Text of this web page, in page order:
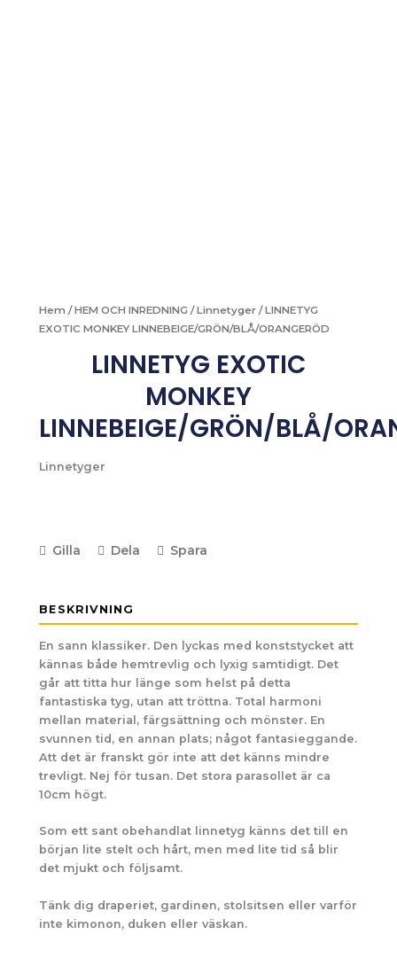
Hem /HEM OCH INREDNING /Linnetyger / LINNETYG
EXOTIC MONKEY LINNEBEIGE/GRÖN/BLÅ/ORANGERÖD
LINNETYG EXOTIC
MONKEY
LINNEBEIGE/GRÖN/BLÅ/
Linnetyger
Gilla Dela Spara
BESKRIVNING
En sann klassiker. Den lyckas med konststycket att
kännas både hemtrevlig och lyxig samtidigt. Det
går att titta hur länge som helst på detta
fantastiska tyg, utan att tröttna. Total harmoni
mellan material, färgsättning och mönster. En
svunnen tid, en annan plats; något fantasieggande.
Att det är franskt gör inte att det känns mindre
trevligt. Nej för tusan. Det stora parasollet är ca
10cm högt.
Som ett sant obehandlat linnetyg känns det till en
början lite stelt och hårt, men med lite tid så blir
det mjukt och följsamt.
Tänk dig draperiet, gardinen, stolsitsen eller varför
inte kimonon, duken eller väskan.